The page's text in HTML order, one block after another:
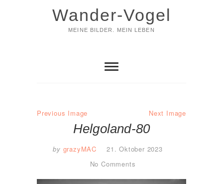
Wander-Vogel
MEINE BILDER. MEIN LEBEN
Previous Image Next Image
Helgoland-80
by grazyMAC
21. Oktober 2023
No Comments